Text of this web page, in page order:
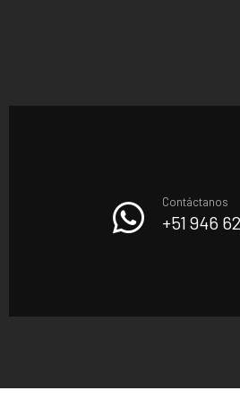
Contáctanos
+51 946